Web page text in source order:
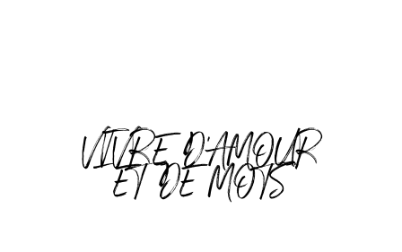
VIVRE D'AMOUR
ET DE MOTS